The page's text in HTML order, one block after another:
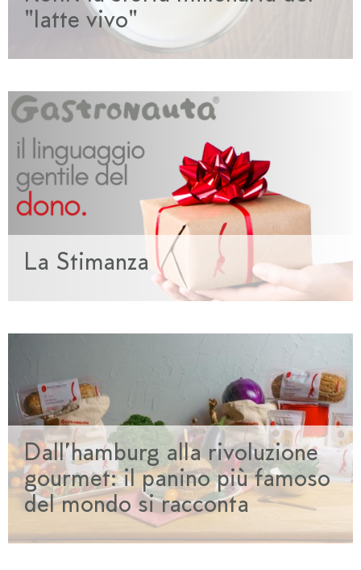
"latte vivo"
La Stimanza
Dall’hamburg alla rivoluzione
gourmet: il panino più famoso
del mondo si racconta